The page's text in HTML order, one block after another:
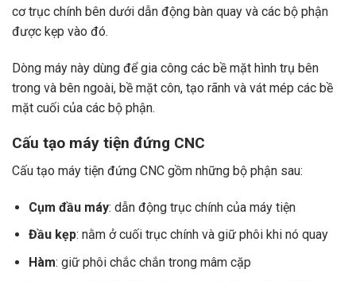
cơ trục chính bên dưới dẫn động bàn quay và các bộ phận
được kẹp vào đó.
Dòng máy này dùng để gia công các bề mặt hình trụ bên
trong và bên ngoài, bề mặt côn, tạo rãnh và vát mép các bề
mặt cuối của các bộ phận.
Cấu tạo máy tiện đứng CNC
Cấu tạo máy tiện đứng CNC gồm những bộ phận sau:
Cụm đầu máy: dẫn động trục chính của máy tiện
Đầu kẹp: nằm ở cuối trục chính và giữ phôi khi nó quay
Hàm: giữ phôi chắc chắn trong mâm cặp